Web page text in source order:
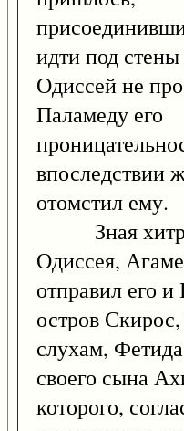
идти под
Одиссей не
Паламеду его
впоследствии
отомстил ему.
Зная
Одиссея,
отправил его
остров
слухам,
своего сына
которого,